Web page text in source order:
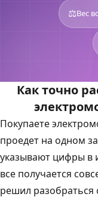
⚖️Вес
Как точно
Покупаете
проедет на одном
указывают цифры в
все получается
решил разобраться